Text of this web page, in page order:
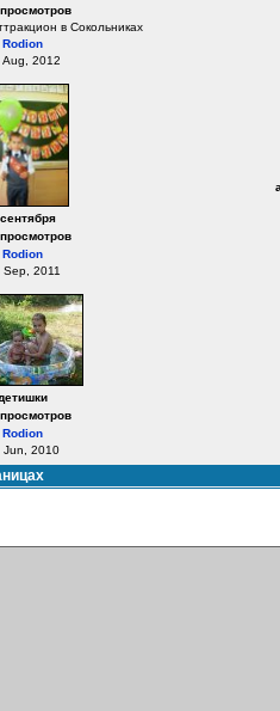
в Сокольниках
Rodion
Aug, 2012
Rodion
Sep, 2011
детишки
Rodion
Jun, 2010